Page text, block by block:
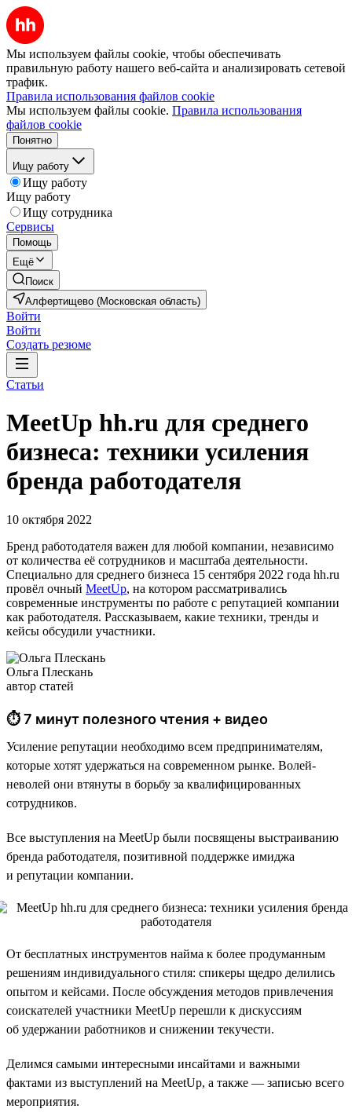
Мы используем файлы cookie, чтобы обеспечивать
правильную работу нашего веб-сайта и анализировать сетевой
трафик.
Правила использования файлов cookie
Мы используем файлы cookie. Правила использования
файлов cookie
Понятно
Ищу работу
Ищу работу
Ищу работу
Ищу сотрудника
Сервисы
Помощь
Ещё
Поиск
Алфертищево (Московская область)
Войти
Войти
Создать резюме
Статьи
MeetUp hh.ru для среднего
бизнеса: техники усиления
бренда работодателя
10 октября 2022
Бренд работодателя важен для любой компании, независимо
от количества её сотрудников и масштаба деятельности.
Специально для среднего бизнеса 15 сентября 2022 года hh.ru
провёл очный MeetUp, на котором рассматривались
современные инструменты по работе с репутацией компании
как работодателя. Рассказываем, какие техники, тренды и
кейсы обсудили участники.
Ольга Плескань
автор статей
⏱ 7 минут полезного чтения + видео
Усиление репутации необходимо всем предпринимателям,
которые хотят удержаться на современном рынке. Волей-
неволей они втянуты в борьбу за квалифицированных
сотрудников.
Все выступления на MeetUp были посвящены выстраиванию
бренда работодателя, позитивной поддержке имиджа
и репутации компании.
От бесплатных инструментов найма к более продуманным
решениям индивидуального стиля: спикеры щедро делились
опытом и кейсами. После обсуждения методов привлечения
соискателей участники MeetUp перешли к дискуссиям
об удержании работников и снижении текучести.
Делимся самыми интересными инсайтами и важными
фактами из выступлений на MeetUp, а также — записью всего
мероприятия.